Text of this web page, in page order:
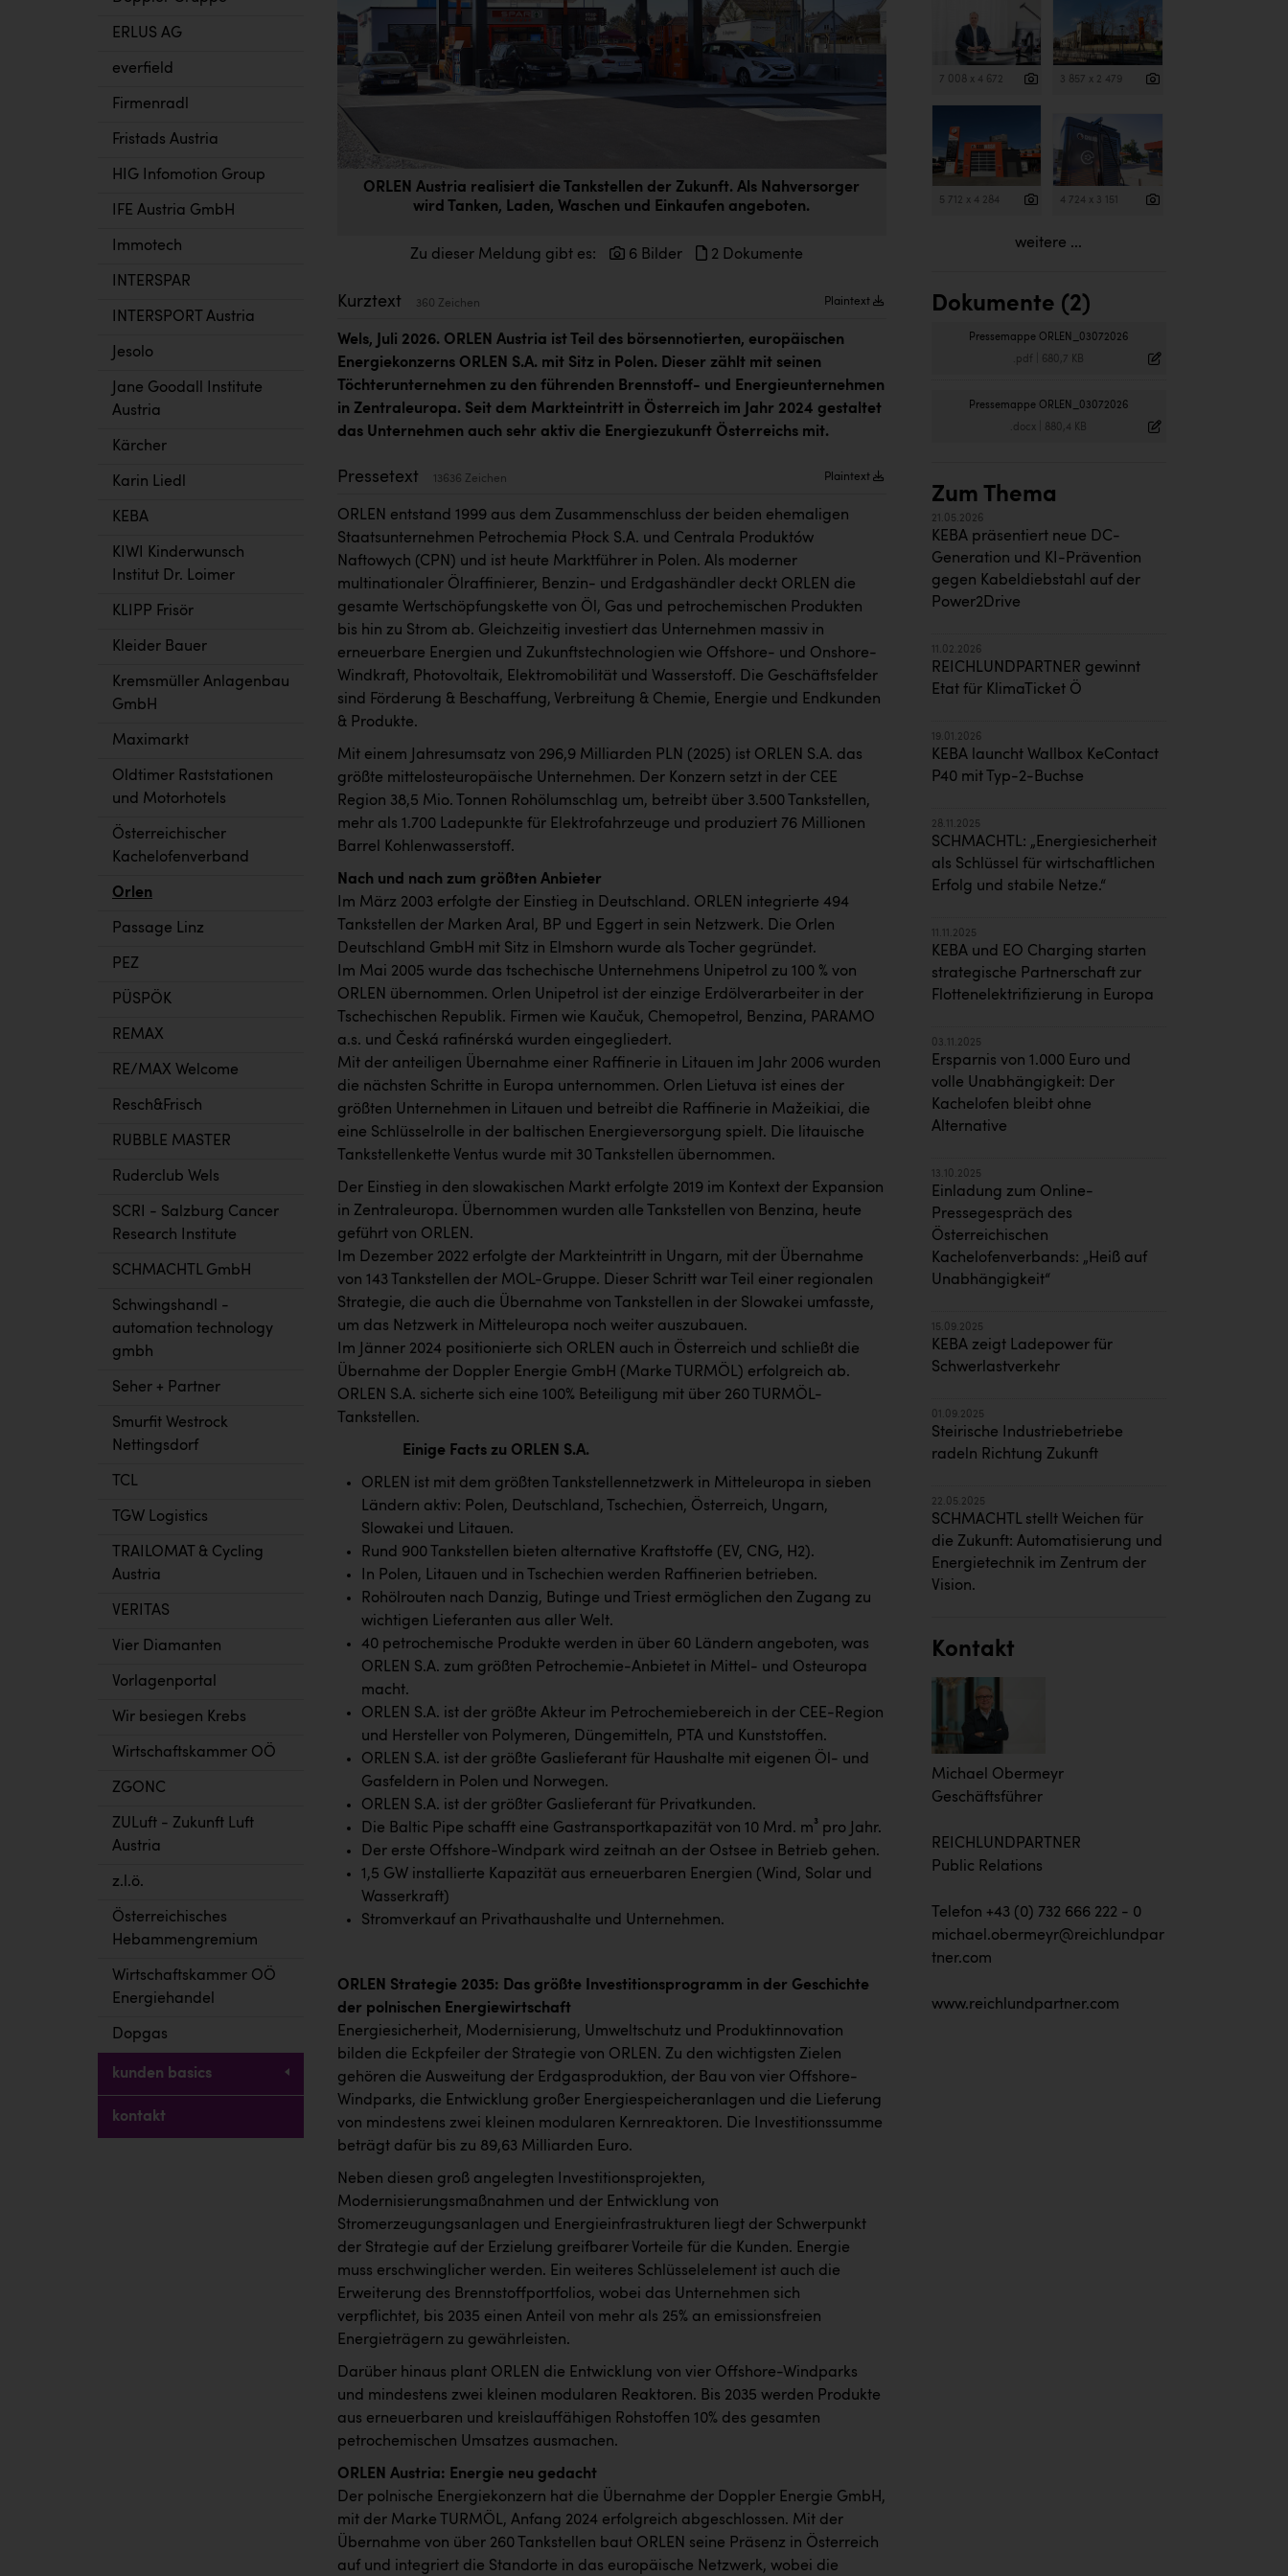
ERLUS AG
everfield
Firmenradl
Fristads Austria
HIG Infomotion Group
IFE Austria GmbH
Immotech
INTERSPAR
INTERSPORT Austria
Jesolo
Jane Goodall Institute
Austria
Kärcher
Karin Liedl
KEBA
KIWI Kinderwunsch
Institut Dr. Loimer
KLIPP Frisör
Kleider Bauer
Kremsmüller Anlagenbau
GmbH
Maximarkt
Oldtimer Raststationen
und Motorhotels
Österreichischer
Kachelofenverband
Orlen
Passage Linz
PEZ
PÜSPÖK
REMAX
RE/MAX Welcome
Resch&Frisch
RUBBLE MASTER
Ruderclub Wels
SCRI - Salzburg Cancer
Research Institute
SCHMACHTL GmbH
Schwingshandl -
automation technology
gmbh
Seher + Partner
Smurfit Westrock
Nettingsdorf
TCL
TGW Logistics
TRAILOMAT & Cycling
Austria
VERITAS
Vier Diamanten
Vorlagenportal
Wir besiegen Krebs
Wirtschaftskammer OÖ
ZGONC
ZULuft - Zukunft Luft
Austria
z.l.ö.
Österreichisches
Hebammengremium
Wirtschaftskammer OÖ
Energiehandel
Dopgas
kunden basics
kontakt
ORLEN Austria realisiert die Tankstellen der Zukunft. Als Nahversorger
wird Tanken, Laden, Waschen und Einkaufen angeboten.
Zu dieser Meldung gibt es: 6 Bilder 2 Dokumente
Kurztext 360 Zeichen Plaintext
Wels, Juli 2026. ORLEN Austria ist Teil des börsennotierten, europäischen
Energiekonzerns ORLEN S.A. mit Sitz in Polen. Dieser zählt mit seinen
Töchterunternehmen zu den führenden Brennstoff- und Energieunternehmen
in Zentraleuropa. Seit dem Markteintritt in Österreich im Jahr 2024 gestaltet
das Unternehmen auch sehr aktiv die Energiezukunft Österreichs mit.
Pressetext 13636 Zeichen Plaintext
ORLEN entstand 1999 aus dem Zusammenschluss der beiden ehemaligen
Staatsunternehmen Petrochemia Płock S.A. und Centrala Produktów
Naftowych (CPN) und ist heute Marktführer in Polen. Als moderner
multinationaler Ölraffinierer, Benzin- und Erdgashändler deckt ORLEN die
gesamte Wertschöpfungskette von Öl, Gas und petrochemischen Produkten
bis hin zu Strom ab. Gleichzeitig investiert das Unternehmen massiv in
erneuerbare Energien und Zukunftstechnologien wie Offshore- und Onshore-
Windkraft, Photovoltaik, Elektromobilität und Wasserstoff. Die Geschäftsfelder
sind Förderung & Beschaffung, Verbreitung & Chemie, Energie und Endkunden
& Produkte.
Mit einem Jahresumsatz von 296,9 Milliarden PLN (2025) ist ORLEN S.A. das
größte mittelosteuropäische Unternehmen. Der Konzern setzt in der CEE
Region 38,5 Mio. Tonnen Rohölumschlag um, betreibt über 3.500 Tankstellen,
mehr als 1.700 Ladepunkte für Elektrofahrzeuge und produziert 76 Millionen
Barrel Kohlenwasserstoff.
Nach und nach zum größten Anbieter
Im März 2003 erfolgte der Einstieg in Deutschland. ORLEN integrierte 494
Tankstellen der Marken Aral, BP und Eggert in sein Netzwerk. Die Orlen
Deutschland GmbH mit Sitz in Elmshorn wurde als Tocher gegründet.
Im Mai 2005 wurde das tschechische Unternehmens Unipetrol zu 100 % von
ORLEN übernommen. Orlen Unipetrol ist der einzige Erdölverarbeiter in der
Tschechischen Republik. Firmen wie Kaučuk, Chemopetrol, Benzina, PARAMO
a.s. und Česká rafinérská wurden eingegliedert.
Mit der anteiligen Übernahme einer Raffinerie in Litauen im Jahr 2006 wurden
die nächsten Schritte in Europa unternommen. Orlen Lietuva ist eines der
größten Unternehmen in Litauen und betreibt die Raffinerie in Mažeikiai, die
eine Schlüsselrolle in der baltischen Energieversorgung spielt. Die litauische
Tankstellenkette Ventus wurde mit 30 Tankstellen übernommen.
Der Einstieg in den slowakischen Markt erfolgte 2019 im Kontext der Expansion
in Zentraleuropa. Übernommen wurden alle Tankstellen von Benzina, heute
geführt von ORLEN.
Im Dezember 2022 erfolgte der Markteintritt in Ungarn, mit der Übernahme
von 143 Tankstellen der MOL-Gruppe. Dieser Schritt war Teil einer regionalen
Strategie, die auch die Übernahme von Tankstellen in der Slowakei umfasste,
um das Netzwerk in Mitteleuropa noch weiter auszubauen.
Im Jänner 2024 positionierte sich ORLEN auch in Österreich und schließt die
Übernahme der Doppler Energie GmbH (Marke TURMÖL) erfolgreich ab.
ORLEN S.A. sicherte sich eine 100% Beteiligung mit über 260 TURMÖL-
Tankstellen.
Einige Facts zu ORLEN S.A.
ORLEN ist mit dem größten Tankstellennetzwerk in Mitteleuropa in sieben
Ländern aktiv: Polen, Deutschland, Tschechien, Österreich, Ungarn,
Slowakei und Litauen.
Rund 900 Tankstellen bieten alternative Kraftstoffe (EV, CNG, H2).
In Polen, Litauen und in Tschechien werden Raffinerien betrieben.
Rohölrouten nach Danzig, Butinge und Triest ermöglichen den Zugang zu
wichtigen Lieferanten aus aller Welt.
40 petrochemische Produkte werden in über 60 Ländern angeboten, was
ORLEN S.A. zum größten Petrochemie-Anbietet in Mittel- und Osteuropa
macht.
ORLEN S.A. ist der größte Akteur im Petrochemiebereich in der CEE-Region
und Hersteller von Polymeren, Düngemitteln, PTA und Kunststoffen.
ORLEN S.A. ist der größte Gaslieferant für Haushalte mit eigenen Öl- und
Gasfeldern in Polen und Norwegen.
ORLEN S.A. ist der größter Gaslieferant für Privatkunden.
Die Baltic Pipe schafft eine Gastransportkapazität von 10 Mrd. m³ pro Jahr.
Der erste Offshore-Windpark wird zeitnah an der Ostsee in Betrieb gehen.
1,5 GW installierte Kapazität aus erneuerbaren Energien (Wind, Solar und
Wasserkraft)
Stromverkauf an Privathaushalte und Unternehmen.
ORLEN Strategie 2035: Das größte Investitionsprogramm in der Geschichte
der polnischen Energiewirtschaft
Energiesicherheit, Modernisierung, Umweltschutz und Produktinnovation
bilden die Eckpfeiler der Strategie von ORLEN. Zu den wichtigsten Zielen
gehören die Ausweitung der Erdgasproduktion, der Bau von vier Offshore-
Windparks, die Entwicklung großer Energiespeicheranlagen und die Lieferung
von mindestens zwei kleinen modularen Kernreaktoren. Die Investitionssumme
beträgt dafür bis zu 89,63 Milliarden Euro.
Neben diesen groß angelegten Investitionsprojekten,
Modernisierungsmaßnahmen und der Entwicklung von
Stromerzeugungsanlagen und Energieinfrastrukturen liegt der Schwerpunkt
der Strategie auf der Erzielung greifbarer Vorteile für die Kunden. Energie
muss erschwinglicher werden. Ein weiteres Schlüsselelement ist auch die
Erweiterung des Brennstoffportfolios, wobei das Unternehmen sich
verpflichtet, bis 2035 einen Anteil von mehr als 25% an emissionsfreien
Energieträgern zu gewährleisten.
Darüber hinaus plant ORLEN die Entwicklung von vier Offshore-Windparks
und mindestens zwei kleinen modularen Reaktoren. Bis 2035 werden Produkte
aus erneuerbaren und kreislauffähigen Rohstoffen 10% des gesamten
petrochemischen Umsatzes ausmachen.
ORLEN Austria: Energie neu gedacht
Der polnische Energiekonzern hat die Übernahme der Doppler Energie GmbH,
mit der Marke TURMÖL, Anfang 2024 erfolgreich abgeschlossen. Mit der
Übernahme von über 260 Tankstellen baut ORLEN seine Präsenz in Österreich
auf und integriert die Standorte in das europäische Netzwerk, wobei die
7 008 x 4 672 3 857 x 2 479
5 712 x 4 284 4 724 x 3 151
weitere ...
Dokumente (2)
Pressemappe ORLEN_03072026
.pdf 680,7 KB
Pressemappe ORLEN_03072026
.docx 880,4 KB
Zum Thema
21.05.2026
KEBA präsentiert neue DC-
Generation und KI-Prävention
gegen Kabeldiebstahl auf der
Power2Drive
11.02.2026
REICHLUNDPARTNER gewinnt
Etat für KlimaTicket Ö
19.01.2026
KEBA launcht Wallbox KeContact
P40 mit Typ-2-Buchse
28.11.2025
SCHMACHTL: „Energiesicherheit
als Schlüssel für wirtschaftlichen
Erfolg und stabile Netze.“
11.11.2025
KEBA und EO Charging starten
strategische Partnerschaft zur
Flottenelektrifizierung in Europa
03.11.2025
Ersparnis von 1.000 Euro und
volle Unabhängigkeit: Der
Kachelofen bleibt ohne
Alternative
13.10.2025
Einladung zum Online-
Pressegespräch des
Österreichischen
Kachelofenverbands: „Heiß auf
Unabhängigkeit“
15.09.2025
KEBA zeigt Ladepower für
Schwerlastverkehr
01.09.2025
Steirische Industriebetriebe
radeln Richtung Zukunft
22.05.2025
SCHMACHTL stellt Weichen für
die Zukunft: Automatisierung und
Energietechnik im Zentrum der
Vision.
Kontakt
Michael Obermeyr
Geschäftsführer
REICHLUNDPARTNER
Public Relations
Telefon +43 (0) 732 666 222 - 0
michael.obermeyr@reichlundpar
tner.com
www.reichlundpartner.com